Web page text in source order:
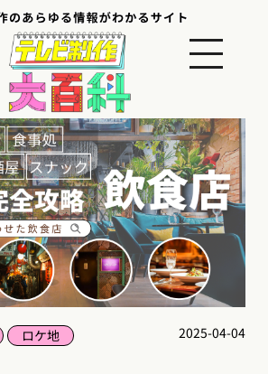
ロケ地 2025-04-04